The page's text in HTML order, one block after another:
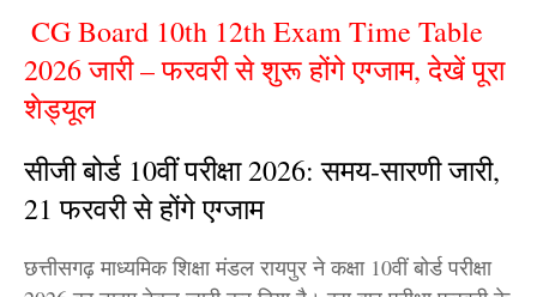
CG Board 10th 12th Exam Time Table
2026 जारी – फरवरी से शुरू होंगे एग्जाम, देखें पूरा
शेड्यूल
सीजी बोर्ड 10वीं परीक्षा 2026: समय-सारणी जारी,
21 फरवरी से होंगे एग्जाम
छत्तीसगढ़ माध्यमिक शिक्षा मंडल रायपुर ने कक्षा 10वीं बोर्ड परीक्षा